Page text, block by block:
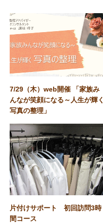
7/29（木）web開催 「家族み
んなが笑顔になる～人生が輝く
写真の整理」
片付けサポート 初回訪問3時
間コース